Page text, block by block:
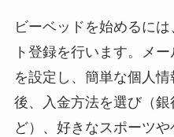
ビーベッドを始めるに
ト登録を行います。メ
を設定し、簡単な個人
後、入金方法を選び（
ど）、好きなスポーツや